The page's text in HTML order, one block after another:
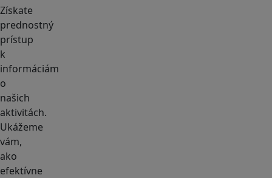
Získate
prednostný
prístup
k
informáciám
o
našich
aktivitách.
Ukážeme
vám,
ako
efektívne